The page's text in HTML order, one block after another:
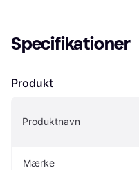
Specifikationer
Produkt
Produktnavn
Mærke